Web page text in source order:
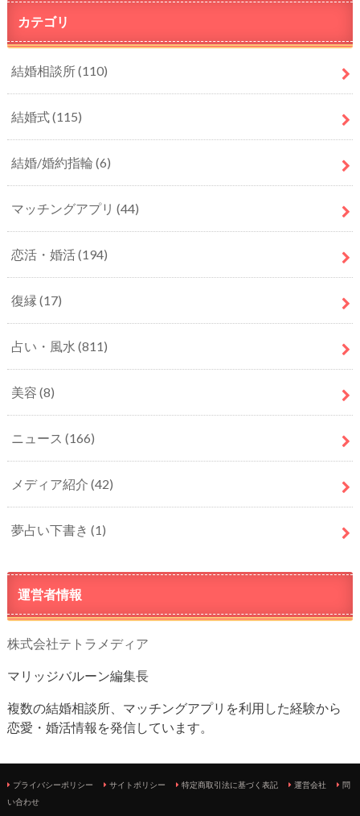
カテゴリ
結婚相談所(110)
結婚式(115)
結婚/婚約指輪 (6)
マッチングアプリ (44)
恋活・婚活(194)
復縁 (17)
占い・風水 (811)
美容 (8)
ニュース (166)
メディア紹介 (42)
夢占い下書き (1)
運営者情報
株式会社テトラメディア
マリッジバルーン編集長
複数の結婚相談所、マッチングアプリを利用した経験から
恋愛・婚活情報を発信しています。
プライバシーポリシー サイトポリシー 特定商取引法に基づく表記 運営会社
問
い合わせ